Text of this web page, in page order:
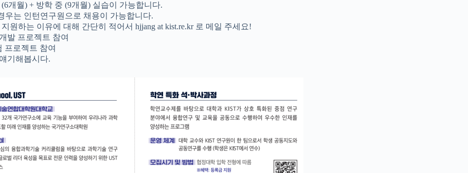
개월) + 방학 중 (9개월) 실습이 가능합니다.
우는 인턴연구원으로 채용이 가능합니다.
원하는 이유에 대해 간단히 적어서 hjjang at kist.re.kr 로 메일 주세요!
발 프로젝트 참여
프로젝트 참여
기해봅시다.